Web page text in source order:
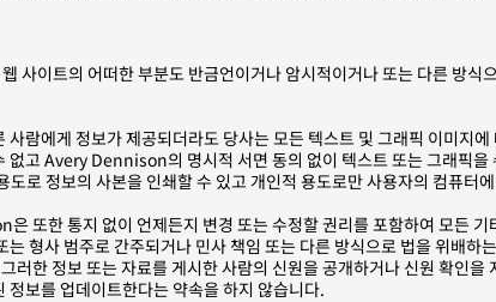
사이트의 어떠한 부분도 반금언이거나 암시적이거나 또는 다른 방
사람에게 정보가 제공되더라도 당사는 모든 텍스트 및 그래픽 이미
없고 Avery Dennison의 명시적 서면 동의 없이 텍스트 또는 그래픽
도로 정보의 사본을 인쇄할 수 있고 개인적 용도로만 사용자의 컴퓨
또한 통지 없이 언제든지 변경 또는 수정할 권리를 포함하여 모든
는 형사 범주로 간주되거나 민사 책임 또는 다른 방식으로 법을 위배
러한 정보 또는 자료를 게시한 사람의 신원을 공개하거나 신원 확인
정보를 업데이트한다는 약속을 하지 않습니다.